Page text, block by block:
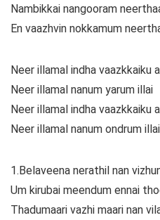
Nambikkai nangooram
En vaazhvin nokkamum
Neer illamal indha vaazkkaiku
Neer illamal nanum yarum illai
Neer illamal indha vaazkkaiku
Neer illamal nanum ondrum illai
1.Belaveena nerathil nan
Um kirubai meendum ennai
Thadumaari vazhi maari nan